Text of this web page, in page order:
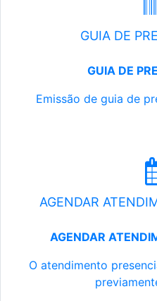
GUIA DE
GUIA DE
Emissão de guia de
AGENDAR
AGENDAR
O atendimento